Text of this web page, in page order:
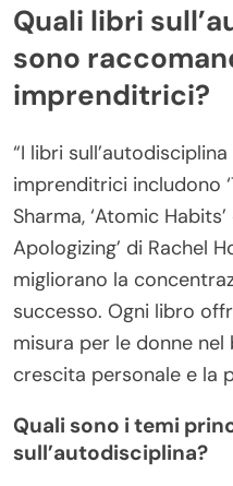
Quali libri
sono
imprenditrici?
“I libri
imprenditrici includono
Sharma, ‘Atomic
Apologizing’ di Rachel
migliorano la
successo. Ogni libro
misura per le donne nel
crescita personale e la
Quali sono i temi
sull’autodisciplina?